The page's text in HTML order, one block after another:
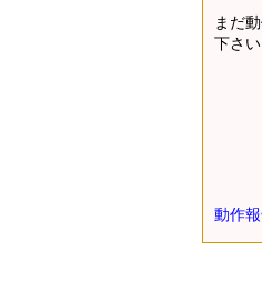
まだ
下さい
動作